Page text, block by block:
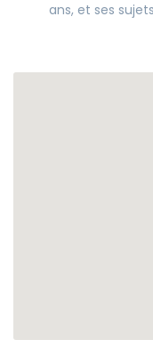
ans, et ses